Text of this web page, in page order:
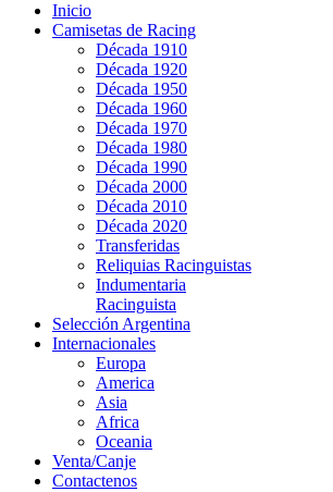
Inicio
Camisetas de Racing
Década 1910
Década 1920
Década 1950
Década 1960
Década 1970
Década 1980
Década 1990
Década 2000
Década 2010
Década 2020
Transferidas
Reliquias Racinguistas
Indumentaria
Racinguista
Selección Argentina
Internacionales
Europa
America
Asia
Africa
Oceania
Venta/Canje
Contactenos